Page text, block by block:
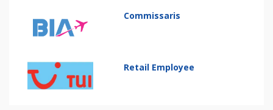
Commissaris
Retail Employee